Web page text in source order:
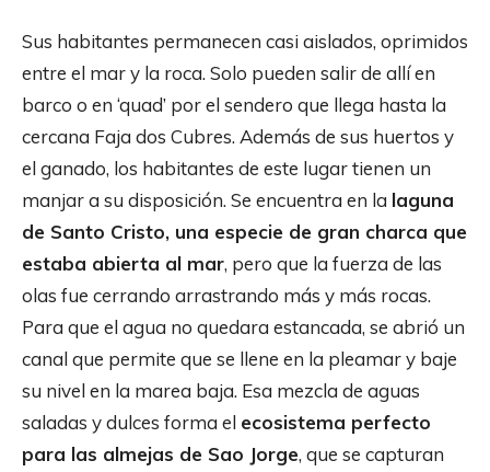
Sus habitantes permanecen casi aislados, oprimidos
entre el mar y la roca. Solo pueden salir de allí en
barco o en ‘quad’ por el sendero que llega hasta la
cercana Faja dos Cubres. Además de sus huertos y
el ganado, los habitantes de este lugar tienen un
manjar a su disposición. Se encuentra en la laguna
de Santo Cristo, una especie de gran charca que
estaba abierta al mar, pero que la fuerza de las
olas fue cerrando arrastrando más y más rocas.
Para que el agua no quedara estancada, se abrió un
canal que permite que se llene en la pleamar y baje
su nivel en la marea baja. Esa mezcla de aguas
saladas y dulces forma el ecosistema perfecto
para las almejas de Sao Jorge, que se capturan